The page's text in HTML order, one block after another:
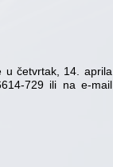
u četvrtak, 14. aprila
729 ili na e-mail